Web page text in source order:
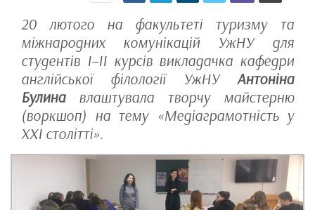
20 лютого на факультеті туризму та
міжнародних комунікацій УжНУ для
студентів І–ІІ курсів викладачка кафедри
англійської філології УжНУ Антоніна
Булинавлаштувала творчу майстерню
(воркшоп) на тему «Медіаграмотність у
XXI столітті».